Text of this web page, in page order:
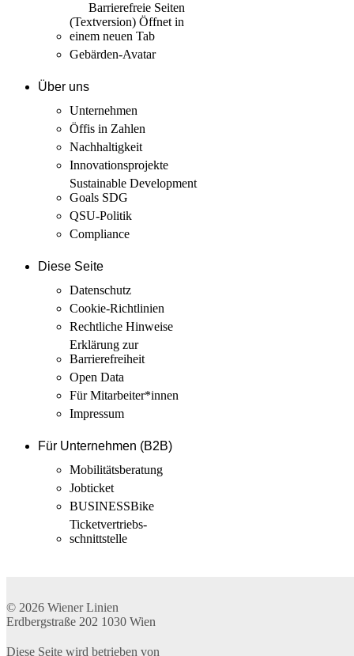
Barrierefreie Seiten
(Textversion) Öffnet in
einem neuen Tab
Gebärden-Avatar
Über uns
Unternehmen
Öffis in Zahlen
Nachhaltigkeit
Innovations­projekte
Sustainable Development
Goals SDG
QSU-Politik
Compliance
Diese Seite
Datenschutz
Cookie-Richtlinien
Rechtliche Hinweise
Erklärung zur
Barrierefreiheit
Open Data
Für Mitarbeiter­*innen
Impressum
Für Unternehmen (B2B)
Mobilitäts­beratung
Jobticket
BUSINESSBike
Ticketvertriebs­
schnittstelle
© 2026 Wiener Linien
Erdbergstraße 202 1030 Wien
Diese Seite wird betrieben von